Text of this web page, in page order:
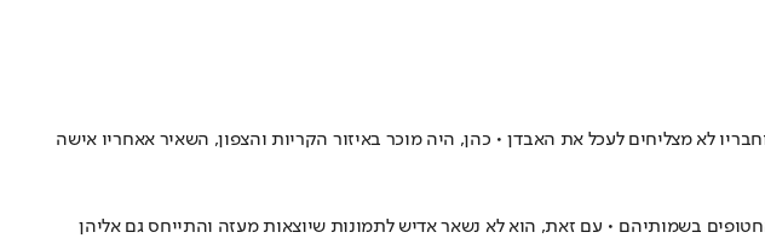
התקליטן אסף כהן (30) • נסיבות התאונה נחקרות כרגע, וחבריו לא מצליחים לעכל את האבדן • כהן, היה מוכר באיזור הקריות והצפון, השאיר אאחריו אישה
בשמותיהם • עם זאת, הוא לא נשאר אדיש לתמונות שיוצאות מעזה והתייחס גם אליהן